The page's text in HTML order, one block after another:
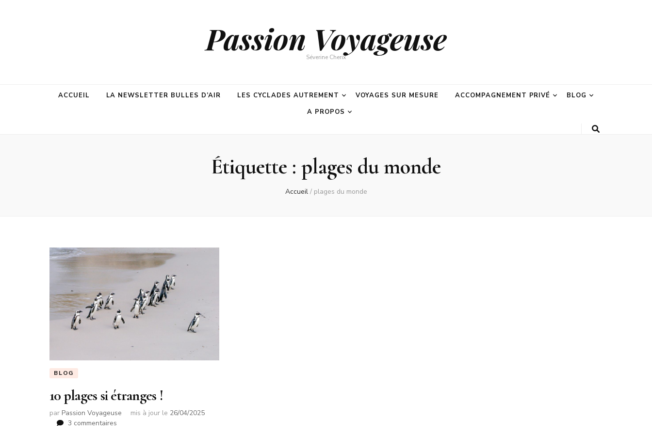
Passion Voyageuse
Séverine Cherix
ACCUEIL LA NEWSLETTER BULLES D’AIR LES CYCLADES AUTREMENT VOYAGES SUR MESURE ACCOMPAGNEMENT PRIVÉ
BLOG
A PROPOS
Étiquette : plages du monde
Accueil / plages du monde
BLOG
10 plages si étranges !
par Passion Voyageuse mis à jour le 26/04/2025
3 commentaires